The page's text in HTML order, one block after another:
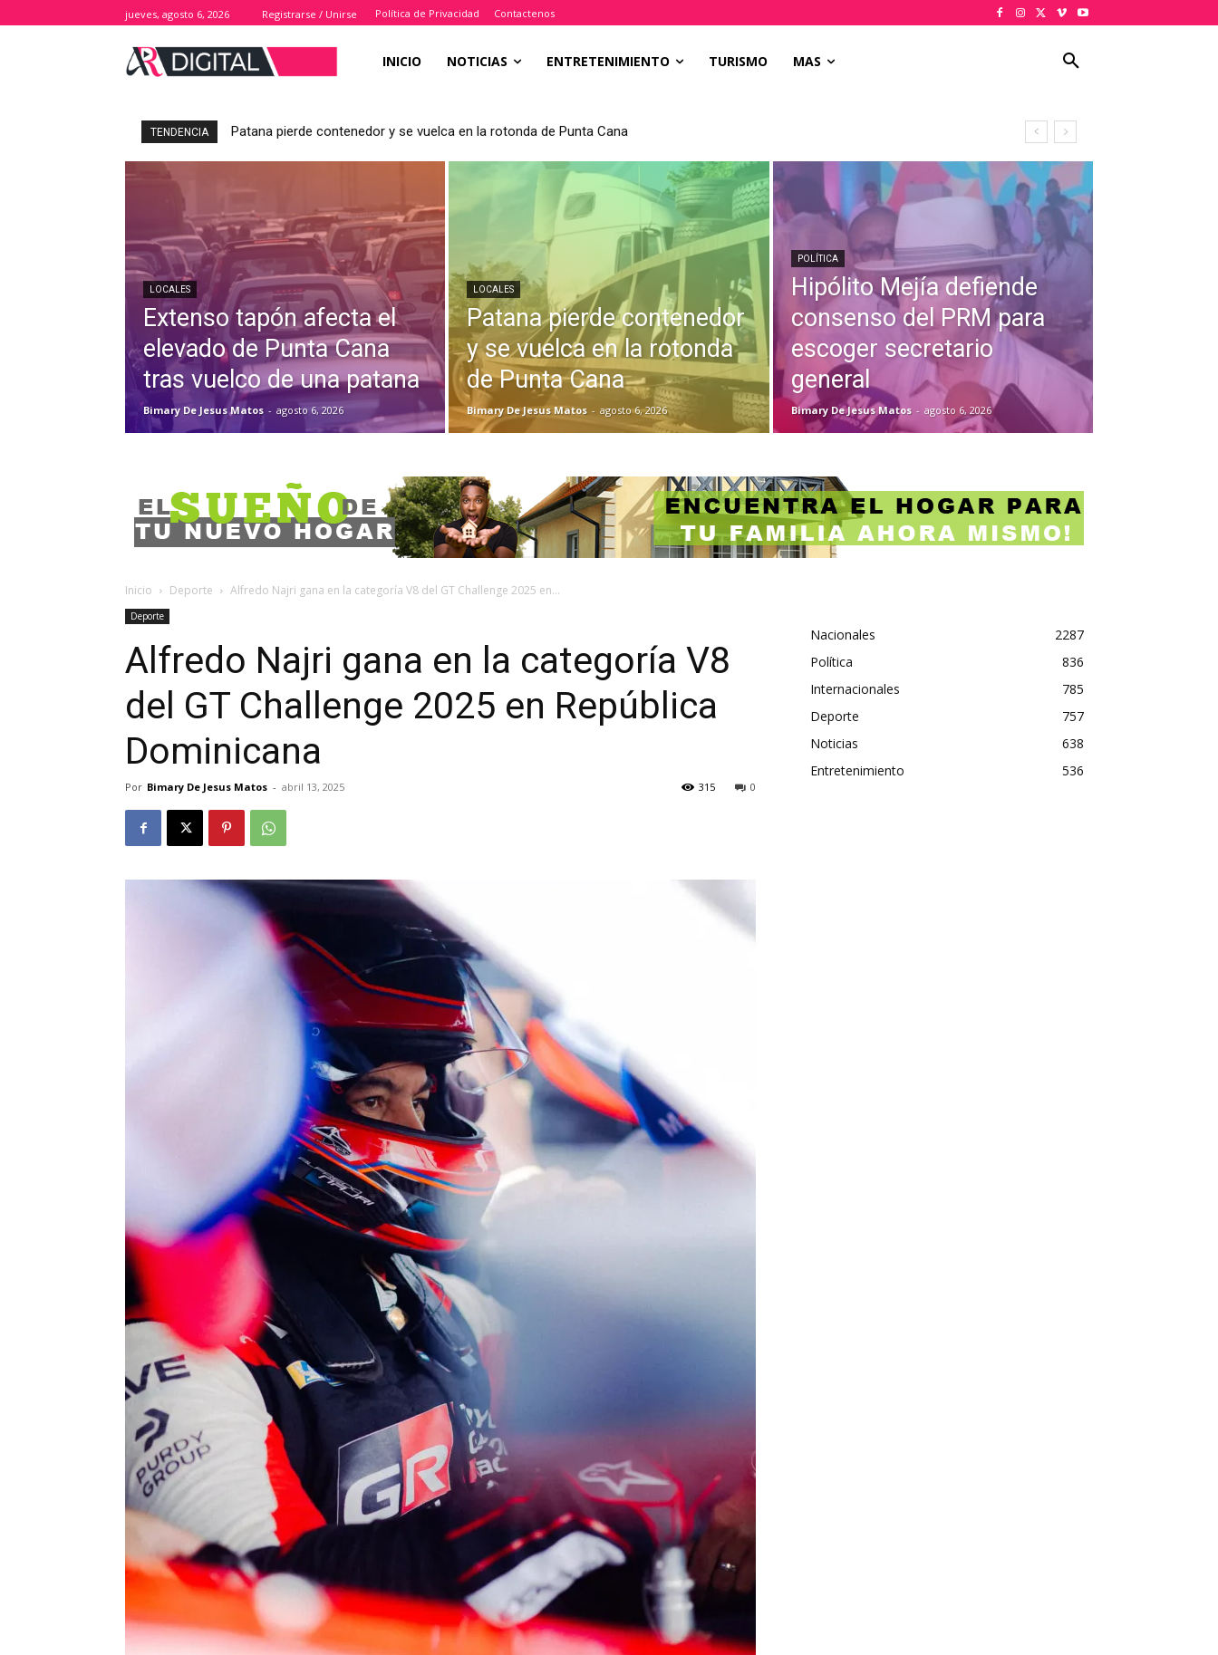
jueves, agosto 6, 2026 Registrarse / Unirse Política de Privacidad Contactenos
INICIO NOTICIAS ENTRETENIMIENTO TURISMO MAS
TENDENCIA Patana pierde contenedor y se vuelca en la rotonda de Punta Cana
LOCALES
Extenso tapón afecta el
elevado de Punta Cana
tras vuelco de una patana
Bimary De Jesus Matos - agosto 6, 2026
LOCALES
Patana pierde contenedor
y se vuelca en la rotonda
de Punta Cana
Bimary De Jesus Matos - agosto 6, 2026
POLÍTICA
Hipólito Mejía defiende
consenso del PRM para
escoger secretario
general
Bimary De Jesus Matos - agosto 6, 2026
Inicio Deporte Alfredo Najri gana en la categoría V8 del GT Challenge 2025 en...
Deporte
Alfredo Najri gana en la categoría V8
del GT Challenge 2025 en República
Dominicana
Por Bimary De Jesus Matos - abril 13, 2025 0
315
Nacionales
2287
Política
836
Internacionales
785
Deporte
757
Noticias
638
Entretenimiento
536